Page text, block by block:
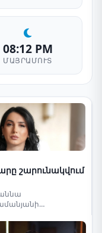
08:12 PM
ՄԱՅՐԱՄՈՒՏ
շարունակվում